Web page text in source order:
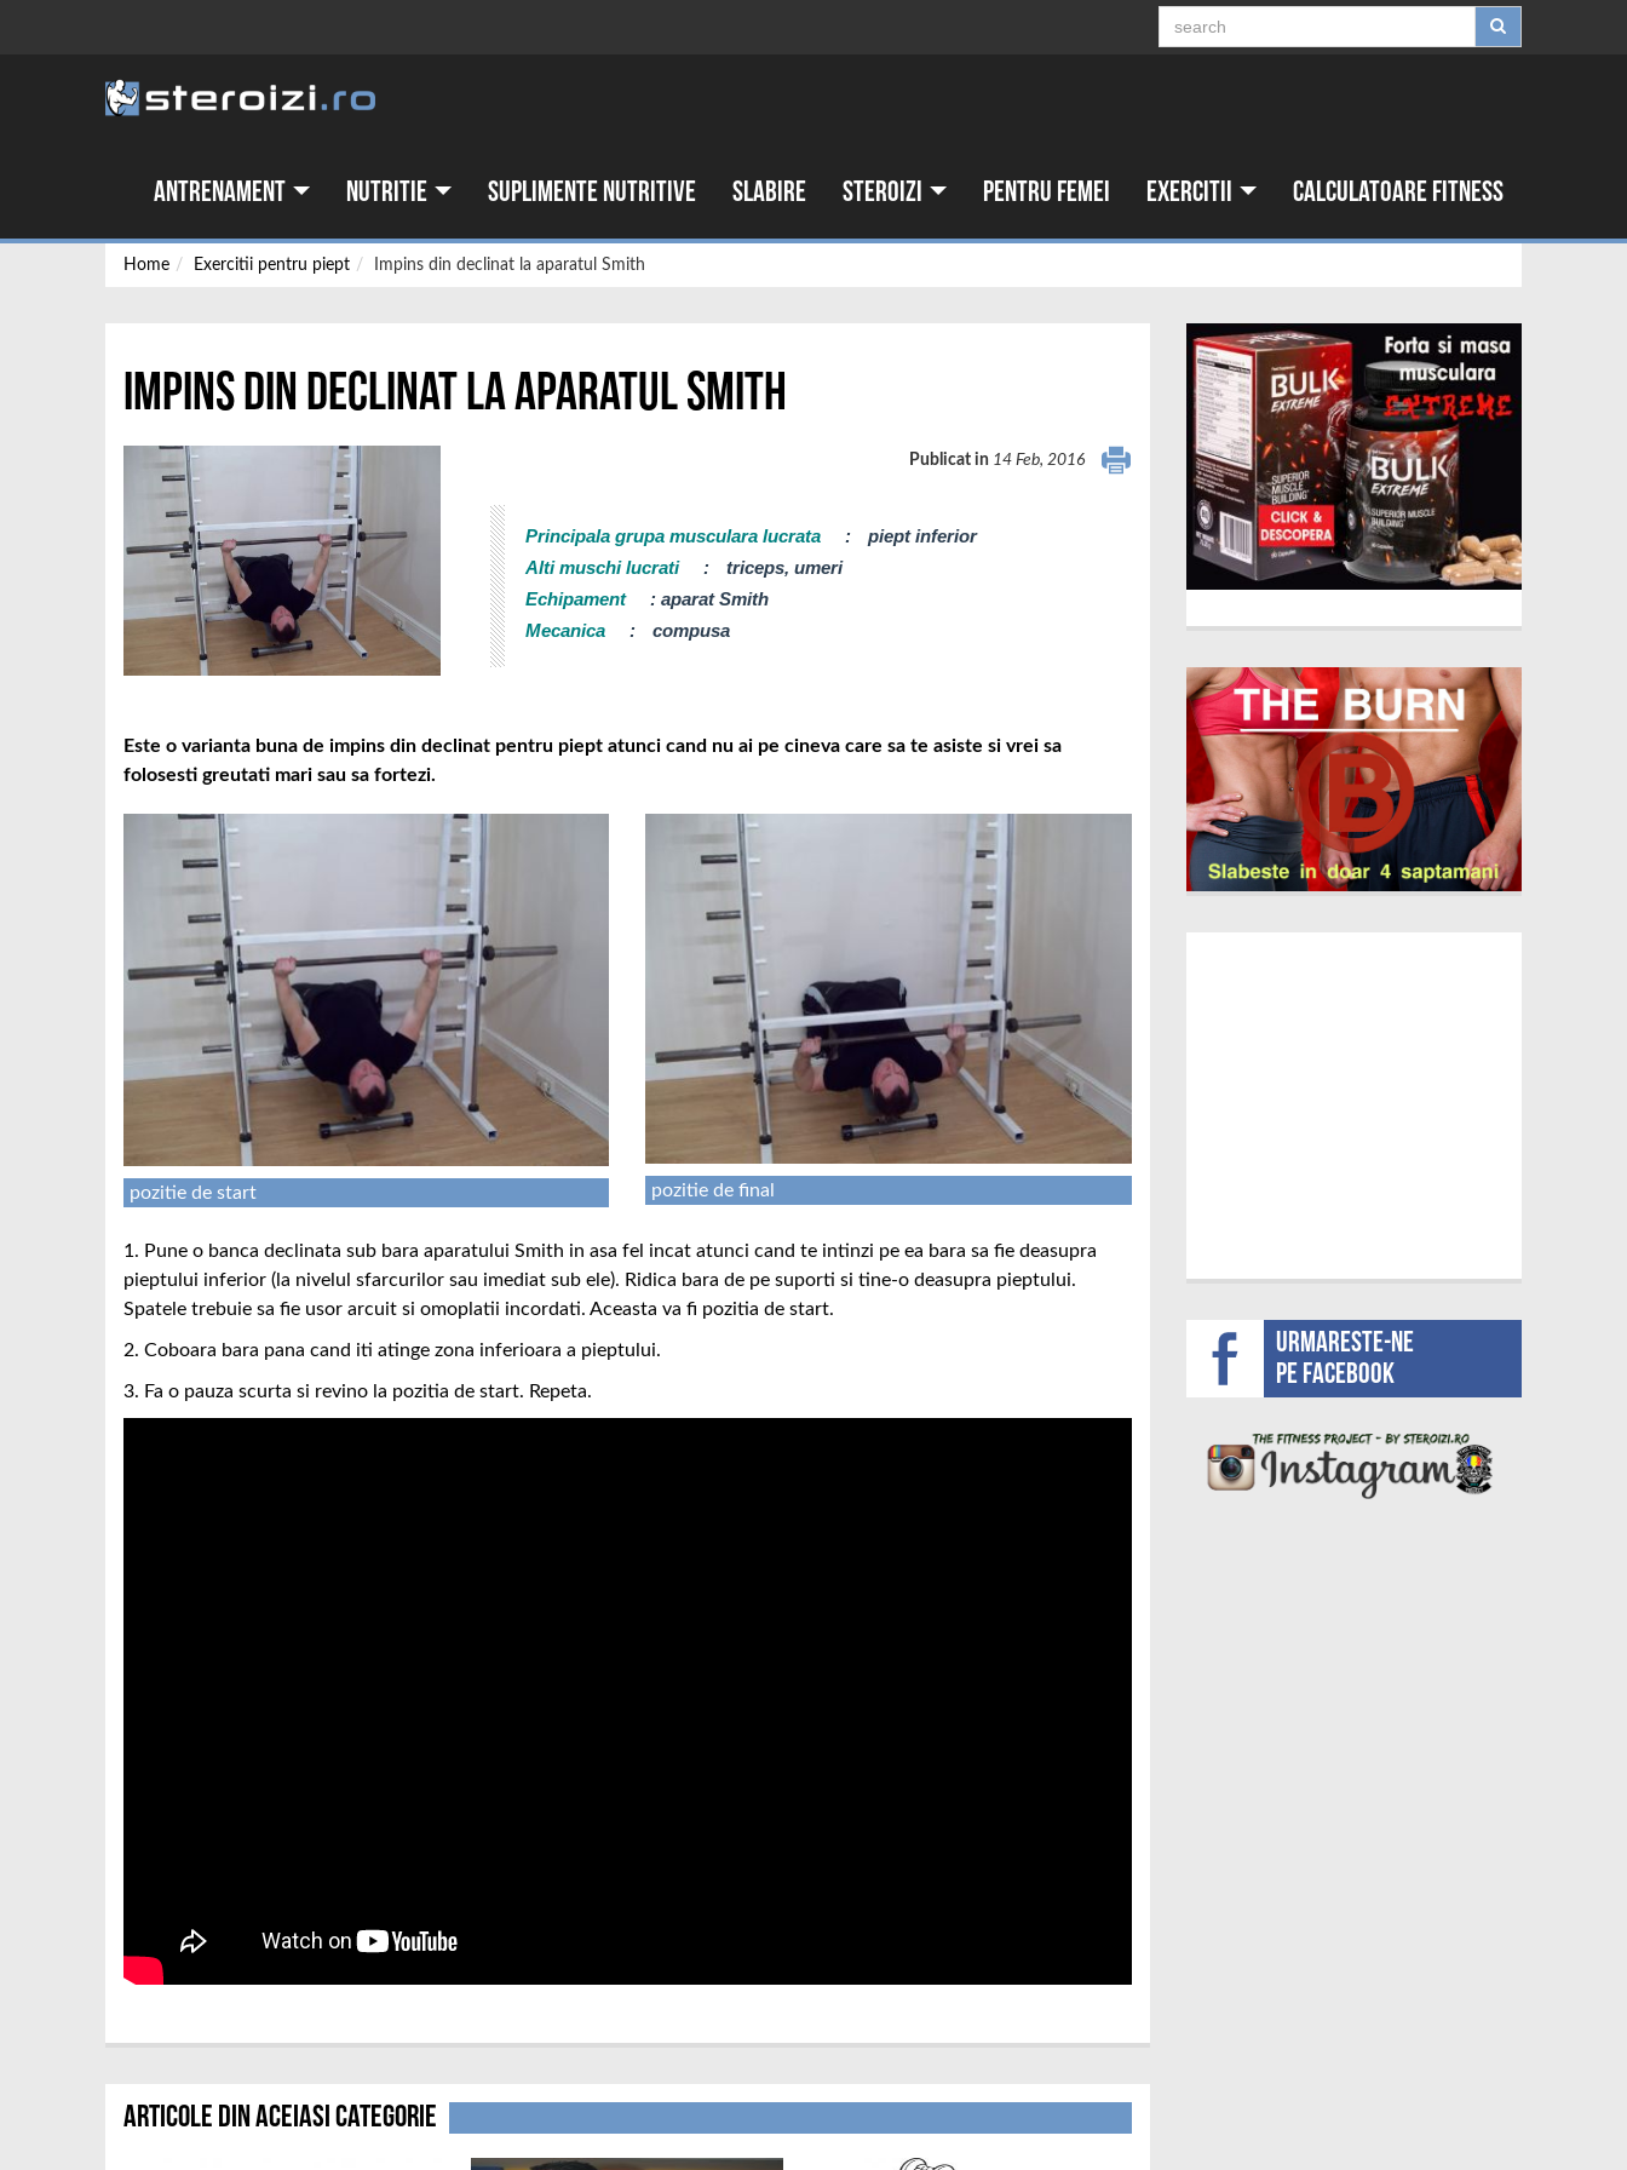
Antrenament Nutritie Suplimente nutritive Slabire Steroizi Pentru femei Exercitii Calculatoare fitness
Home Exercitii pentru piept Impins din declinat la aparatul Smith
Impins din declinat la aparatul Smith
Publicat in 14 Feb, 2016
Principala grupa musculara lucrata :
piept inferior
Alti muschi lucrati
:
triceps, umeri
Echipament
:aparat Smith
Mecanica
: compusa
Este o varianta buna de impins din declinat pentru piept atunci cand nu ai pe cineva care sa te asiste si vrei sa
folosesti greutati mari sau sa fortezi.
pozitie de start pozitie de final
1. Pune o banca declinata sub bara aparatului Smith in asa fel incat atunci cand te intinzi pe ea bara sa fie deasupra
pieptului inferior (la nivelul sfarcurilor sau imediat sub ele). Ridica bara de pe suporti si tine-o deasupra pieptului.
Spatele trebuie sa fie usor arcuit si omoplatii incordati. Aceasta va fi pozitia de start.
2. Coboara bara pana cand iti atinge zona inferioara a pieptului.
3. Fa o pauza scurta si revino la pozitia de start. Repeta.
Articole din aceiasi categorie
Urmareste-ne
pe facebook